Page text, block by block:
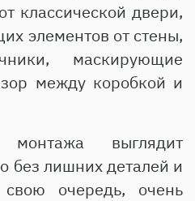
классической двери,
элементов от стены,
маскирующие
между коробкой и
выглядит
без лишних деталей и
очередь, очень